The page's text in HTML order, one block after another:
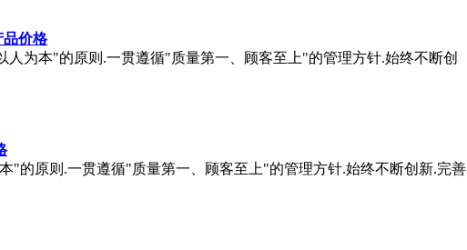
品价格
为本"的原则.一贯遵循"质量第一、顾客至上"的管理方针.始终不断创
"的原则.一贯遵循"质量第一、顾客至上"的管理方针.始终不断创新.完善